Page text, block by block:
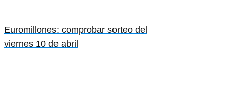
Euromillones: comprobar sorteo del
viernes 10 de abril